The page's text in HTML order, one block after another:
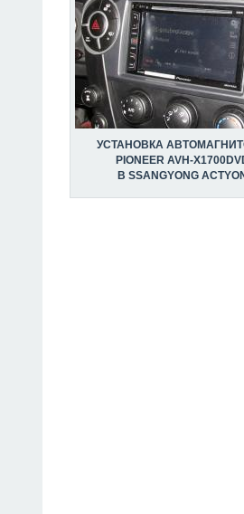
УСТАНОВКА
PIONEER AVH-
В SSANGYONG